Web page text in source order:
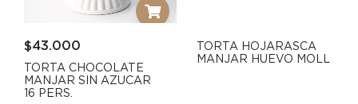
$43.000
TORTA CHOCOLATE
MANJAR SIN AZUCAR
16 PERS.
TORTA HOJARASCA
MANJAR HUEVO MOLL